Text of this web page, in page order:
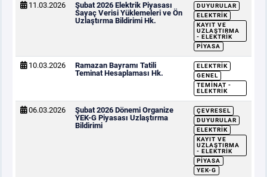
11.03.2026
Şubat 2026 Elektrik Piyasası
Sayaç Verisi Yüklemeleri ve Ön
Uzlaştırma Bildirimi Hk.
DUYURULAR
ELEKTRIK
KAYIT VE
UZLAŞTIRMA
- ELEKTRIK
PIYASA
10.03.2026
Ramazan Bayramı Tatili
Teminat Hesaplaması Hk.
ELEKTRIK
GENEL
TEMINAT -
ELEKTRIK
06.03.2026
Şubat 2026 Dönemi Organize
YEK-G Piyasası Uzlaştırma
Bildirimi
ÇEVRESEL
DUYURULAR
ELEKTRIK
KAYIT VE
UZLAŞTIRMA
- ELEKTRIK
PIYASA
YEK-G